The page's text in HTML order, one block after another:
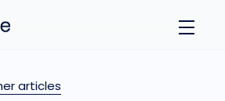
articles